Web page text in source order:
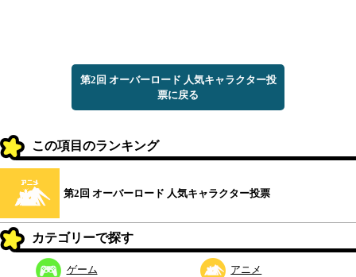
第2回 オーバーロード 人気キャラクター投
票に戻る
この項目のランキング
第2回 オーバーロード 人気キャラクター投票
カテゴリーで探す
ゲーム アニメ